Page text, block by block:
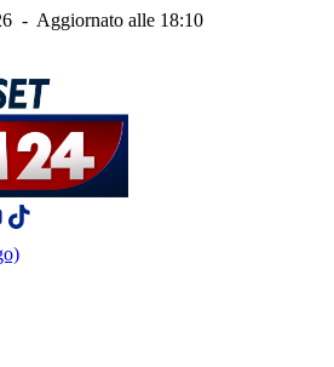
- Aggiornato alle 18:10